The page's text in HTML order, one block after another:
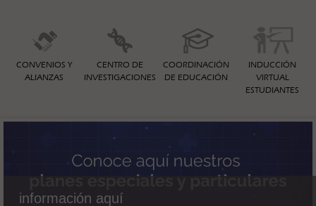
CONVENIOS Y
ALIANZAS
CENTRO DE
INVESTIGACIONES
COORDINACIÓN
DE EDUCACIÓN
INDUCCIÓN
VIRTUAL
ESTUDIANTES
información aquí